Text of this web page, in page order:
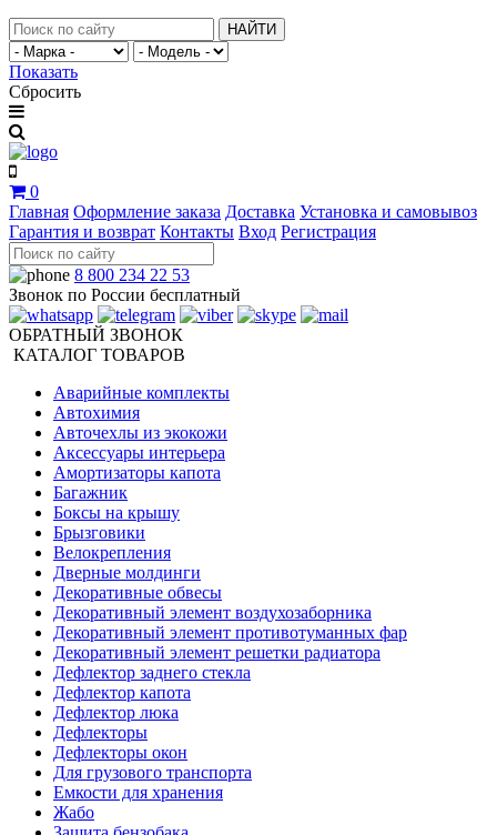
НАЙТИ
Показать
Сбросить
0
Главная Оформление заказа Доставка Установка и самовывоз
Гарантия и возврат Контакты Вход Регистрация
8 800 234 22 53
Звонок по России бесплатный
ОБРАТНЫЙ ЗВОНОК
КАТАЛОГ ТОВАРОВ
Аварийные комплекты
Автохимия
Авточехлы из экокожи
Аксессуары интерьера
Амортизаторы капота
Багажник
Боксы на крышу
Брызговики
Велокрепления
Дверные молдинги
Декоративные обвесы
Декоративный элемент воздухозаборника
Декоративный элемент противотуманных фар
Декоративный элемент решетки радиатора
Дефлектор заднего стекла
Дефлектор капота
Дефлектор люка
Дефлекторы
Дефлекторы окон
Для грузового транспорта
Емкости для хранения
Жабо